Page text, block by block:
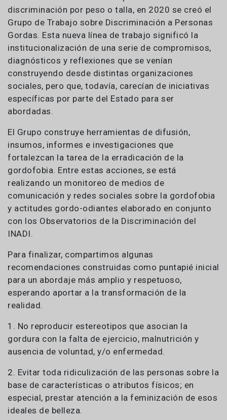
discriminación por peso o talla, en 2020 se creó el
Grupo de Trabajo sobre Discriminación a Personas
Gordas. Esta nueva línea de trabajo significó la
institucionalización de una serie de compromisos,
diagnósticos y reflexiones que se venían
construyendo desde distintas organizaciones
sociales, pero que, todavía, carecían de iniciativas
específicas por parte del Estado para ser
abordadas.
El Grupo construye herramientas de difusión,
insumos, informes e investigaciones que
fortalezcan la tarea de la erradicación de la
gordofobia. Entre estas acciones, se está
realizando un monitoreo de medios de
comunicación y redes sociales sobre la gordofobia
y actitudes gordo-odiantes elaborado en conjunto
con los Observatorios de la Discriminación del
INADI.
Para finalizar, compartimos algunas
recomendaciones construidas como puntapié inicial
para un abordaje más amplio y respetuoso,
esperando aportar a la transformación de la
realidad.
1. No reproducir estereotipos que asocian la
gordura con la falta de ejercicio, malnutrición y
ausencia de voluntad, y/o enfermedad.
2. Evitar toda ridiculización de las personas sobre la
base de características o atributos físicos; en
especial, prestar atención a la feminización de esos
ideales de belleza.